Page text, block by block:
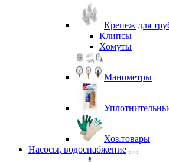
Крепеж для
Клипсы
Хомуты
Манометры
Хоз.товары
Насосы, водоснабжение